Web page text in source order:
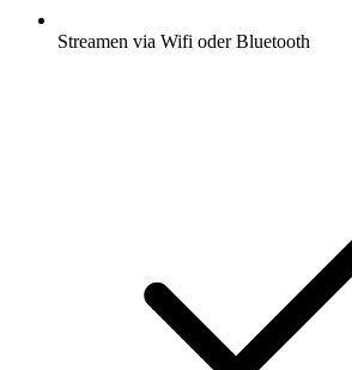
Streamen via Wifi oder Bluetooth